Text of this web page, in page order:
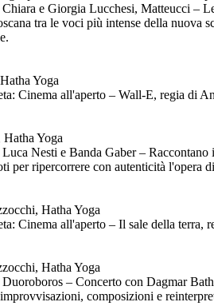
Chiara e Giorgia Lucchesi, Matteucci –
tra le voci più intense della nuova
Yoga
Cinema all'aperto – Wall-E, regia di
Yoga
Nesti e Banda Gaber – Raccontano
per ripercorrere con autenticità
Hatha Yoga
Cinema all'aperto – Il sale della
Hatha Yoga
– Concerto con Dagmar
composizioni e